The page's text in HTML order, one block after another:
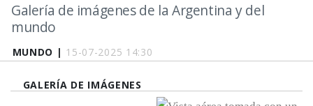
MUNDO | 15-07-2025 14:30
Galería de imágenes de la Argentina y del
mundo
GALERÍA DE IMÁGENES